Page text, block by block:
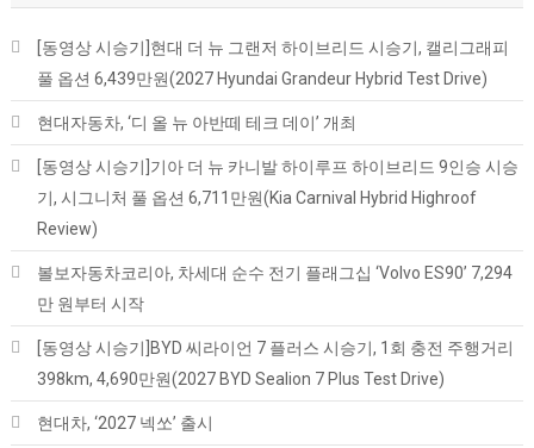
[동영상 시승기]현대 더 뉴 그랜저 하이브리드 시승기, 캘리그래피
풀 옵션 6,439만원(2027 Hyundai Grandeur Hybrid Test Drive)
현대자동차, ‘디 올 뉴 아반떼 테크 데이’ 개최
[동영상 시승기]기아 더 뉴 카니발 하이루프 하이브리드 9인승 시승
기, 시그니처 풀 옵션 6,711만원(Kia Carnival Hybrid Highroof
Review)
볼보자동차코리아, 차세대 순수 전기 플래그십 ‘Volvo ES90’ 7,294
만 원부터 시작
[동영상 시승기]BYD 씨라이언 7 플러스 시승기, 1회 충전 주행거리
398km, 4,690만원(2027 BYD Sealion 7 Plus Test Drive)
현대차, ‘2027 넥쏘’ 출시